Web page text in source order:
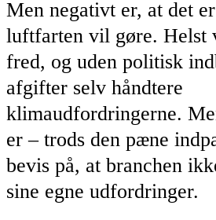
Men negativt er, at det
luftfarten vil gøre. Helst
fred, og uden politisk
afgifter selv håndtere
klimaudfordringerne.
er – trods den pæne
bevis på, at branchen
sine egne udfordringer.